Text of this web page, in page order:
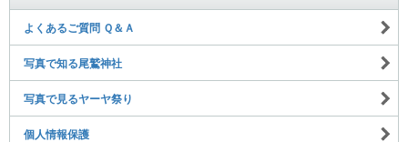
よくあるご質問 Ｑ＆Ａ
写真で知る尾鷲神社
写真で見るヤーヤ祭り
個人情報保護